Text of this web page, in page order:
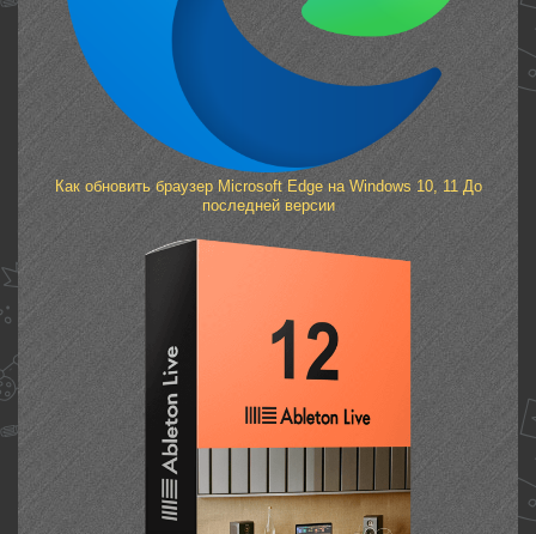
Как обновить браузер Microsoft Edge на Windows 10, 11 До
последней версии